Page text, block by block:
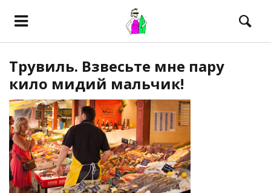
Трувиль. Взвесьте мне пару
кило мидий мальчик!